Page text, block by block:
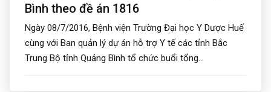
Bình theo đề án 1816
Ngày 08/7/2016, Bệnh viện Trường Đại học Y Dược Huế
cùng với Ban quản lý dự án hỗ trợ Y tế các tỉnh Bắc
Trung Bộ tỉnh Quảng Bình tổ chức buổi tổng...